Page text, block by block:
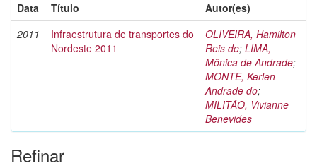
Data
Título
Autor(es)
2011
Infraestrutura de transportes do
Nordeste 2011
OLIVEIRA, Hamilton
Reis de; LIMA,
Mônica de Andrade;
MONTE, Kerlen
Andrade do;
MILITÃO, Vivianne
Benevides
Refinar